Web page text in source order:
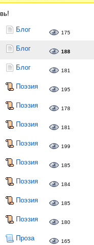
Блог 175
Блог 188
Блог 181
Поэзия 195
Поэзия 178
Поэзия 181
Поэзия 199
Поэзия 185
Поэзия 184
Поэзия 185
Поэзия 180
Проза 165